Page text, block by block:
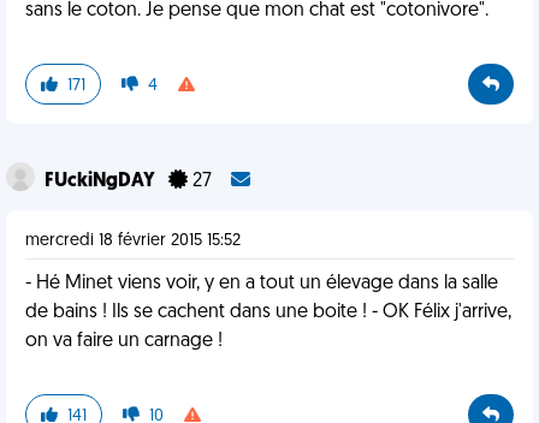
sans le coton. Je pense que mon chat est "cotonivore".
171 4
FUckiNgDAY 27
mercredi 18 février 2015 15:52
- Hé Minet viens voir, y en a tout un élevage dans la salle
de bains ! Ils se cachent dans une boite ! - OK Félix j'arrive,
on va faire un carnage !
141 10